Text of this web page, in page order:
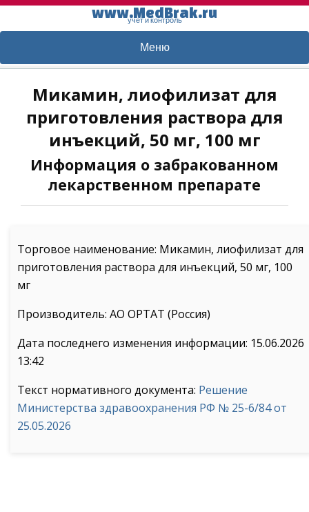
www.MedBrak.ru
учет и контроль
Меню
Микамин, лиофилизат для
приготовления раствора для
инъекций, 50 мг, 100 мг
Информация о забракованном
лекарственном препарате
Торговое наименование: Микамин, лиофилизат для
приготовления раствора для инъекций, 50 мг, 100
мг
Производитель: АО ОРТАТ (Россия)
Дата последнего изменения информации: 15.06.2026
13:42
Текст нормативного документа: Решение
Министерства здравоохранения РФ № 25-6/84 от
25.05.2026